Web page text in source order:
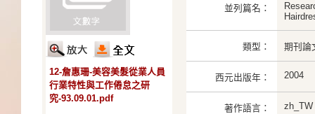
12-詹惠珊-美容美髮從業人員
行業特性與工作倦怠之研
究-93.09.01.pdf
並列篇名：
類型： 期刊論
西元出版年： 2004
著作語言： zh_TW